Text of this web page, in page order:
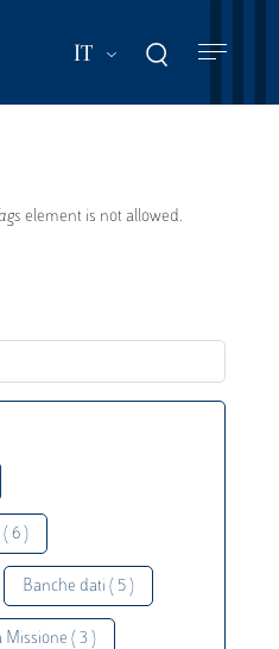
IT Mostra ulteriori
element is not allowed.
6 )
Banche dati ( 5 )
Missione ( 3 )